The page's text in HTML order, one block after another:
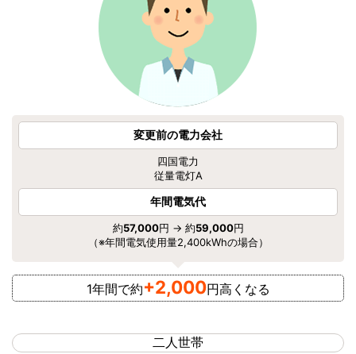
変更前の電力会社
四国電力
従量電灯A
年間電気代
約57,000円 → 約59,000円
（※年間電気使用量2,400kWhの場合）
1年間で約+2,000円高くなる
二人世帯